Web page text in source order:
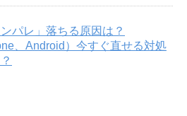
ンパレ」落ちる原因は？
、Android）今すぐ直せる対処